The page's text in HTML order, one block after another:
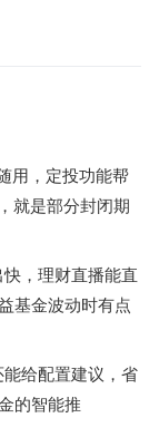
用，定投功能帮
就是部分封闭期
，理财直播能直
基金波动时有点
给配置建议，省
的智能推